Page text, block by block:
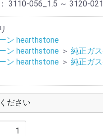
3110-056_1.5 ～ 3120-
ン hearthstone
ン hearthstone ＞ 純正ガ
ン hearthstone ＞ 純正ガ